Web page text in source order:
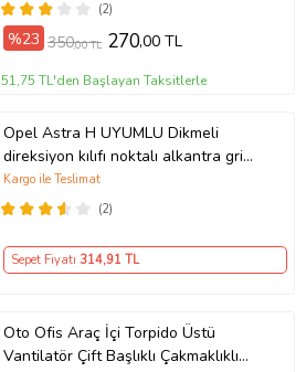
(2)
%23 350,00 TL 270,00 TL
51,75 TL'den Başlayan Taksitlerle
Opel Astra H UYUMLU Dikmeli
direksiyon kılıfı noktalı alkantra gri
yüzüklü ( 38×10.5CM )
(2)
Kargo ile Teslimat
Sepet Fiyatı 314,91 TL
Oto Ofis Araç İçi Torpido Üstü
Vantilatör Çift Başlıklı Çakmaklıklı